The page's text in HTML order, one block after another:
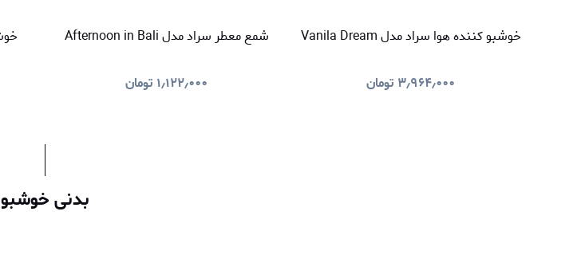
خوشبو کننده هوا سراد مدل Vanila Dream
۳٫۹۶۴٫۰۰۰ تومان
شمع معطر سراد مدل Afternoon in Bali
۱٫۱۲۲٫۰۰۰ تومان
بدنی خوشبو